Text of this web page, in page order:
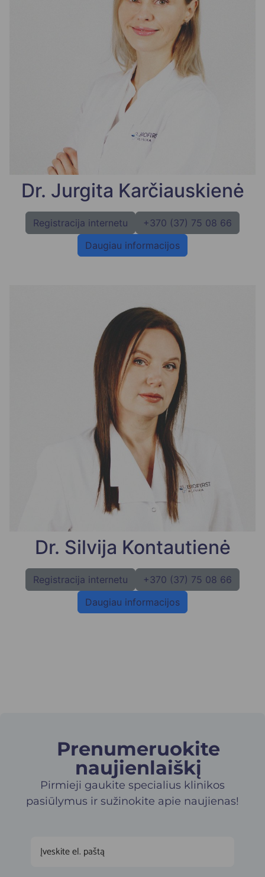
Dr. Jurgita Karčiauskienė
Registracija internetu
+370 (37) 75 08 66
Daugiau informacijos
Dr. Silvija Kontautienė
Registracija internetu
+370 (37) 75 08 66
Daugiau informacijos
Prenumeruokite
naujienlaiškį​
Pirmieji gaukite specialius klinikos
pasiūlymus ir sužinokite apie naujienas!